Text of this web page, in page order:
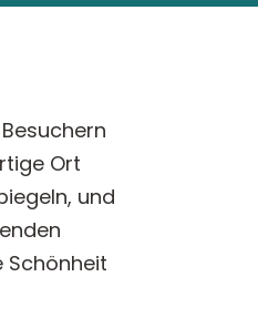
Ort
und
Schönheit